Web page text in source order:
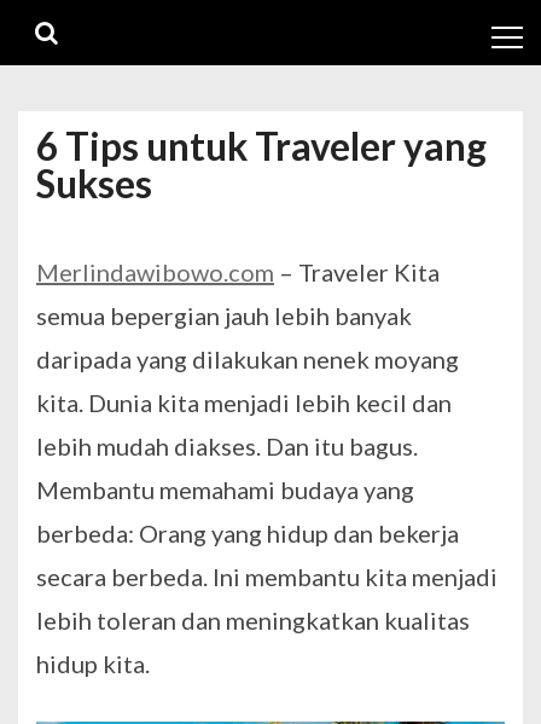
navigation
content
6 Tips untuk Traveler yang
Sukses
Merlindawibowo.com – Traveler Kita
semua bepergian jauh lebih banyak
daripada yang dilakukan nenek moyang
kita. Dunia kita menjadi lebih kecil dan
lebih mudah diakses. Dan itu bagus.
Membantu memahami budaya yang
berbeda: Orang yang hidup dan bekerja
secara berbeda. Ini membantu kita menjadi
lebih toleran dan meningkatkan kualitas
hidup kita.